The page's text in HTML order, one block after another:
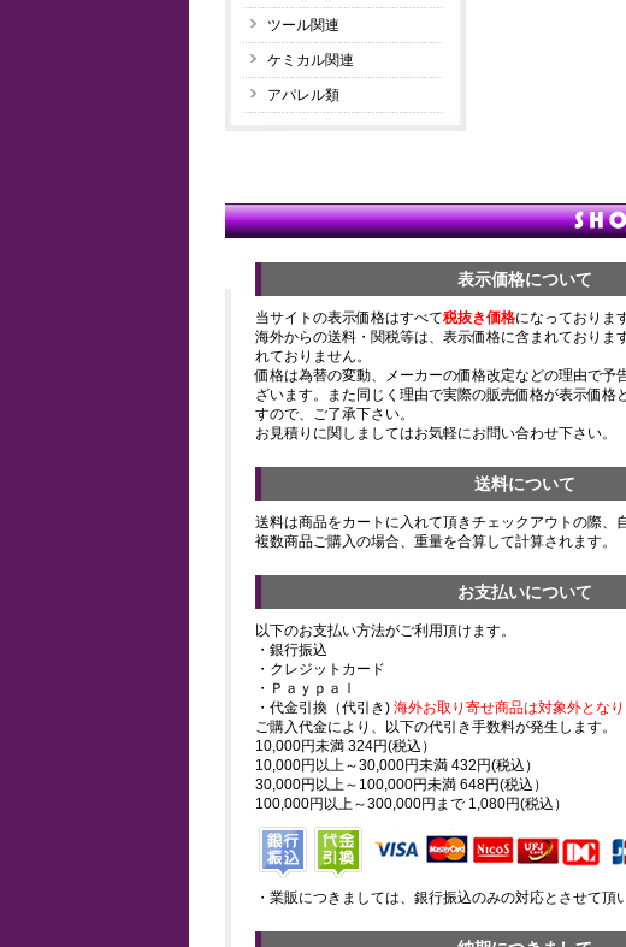
ツール関連
ケミカル関連
アパレル類
表示価格について
当サイトの表示価格はすべて税抜き価格になっております
海外からの送料・関税等は、表示価格に含まれておりま
れておりません。
価格は為替の変動、メーカーの価格改定などの理由で予
ざいます。また同じく理由で実際の販売価格が表示価格
すので、ご了承下さい。
お見積りに関しましてはお気軽にお問い合わせ下さい。
送料について
送料は商品をカートに入れて頂きチェックアウトの際、
複数商品ご購入の場合、重量を合算して計算されます。
お支払いについて
以下のお支払い方法がご利用頂けます。
・銀行振込
・クレジットカード
・Ｐａｙｐａｌ
・代金引換（代引き) 海外お取り寄せ商品は対象外となり
ご購入代金により、以下の代引き手数料が発生します。
10,000円未満 324円(税込）
10,000円以上～30,000円未満 432円(税込）
30,000円以上～100,000円未満 648円(税込）
100,000円以上～300,000円まで 1,080円(税込）
・業販につきましては、銀行振込のみの対応とさせて頂